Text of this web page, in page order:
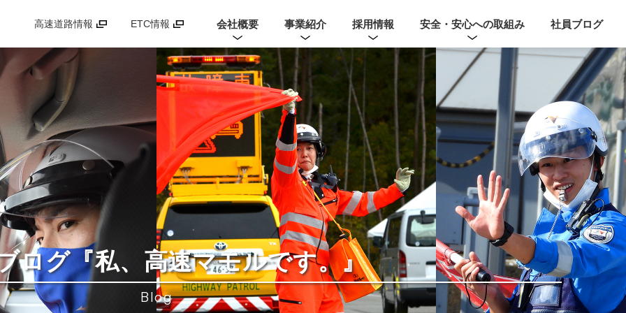
高速道路情報 ETC情報 会社概要 事業紹介 採用情報 安全・安心への取組み 社員ブログ
ログ『私、高速マモルです。』
Blog